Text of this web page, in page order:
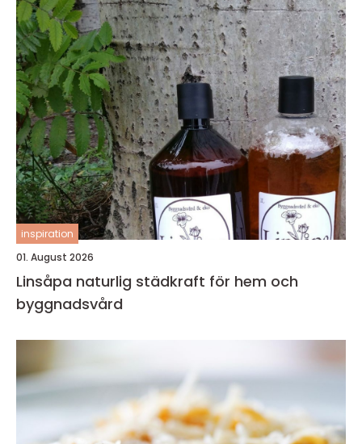
inspiration
01. August 2026
Linsåpa naturlig städkraft för hem och
byggnadsvård